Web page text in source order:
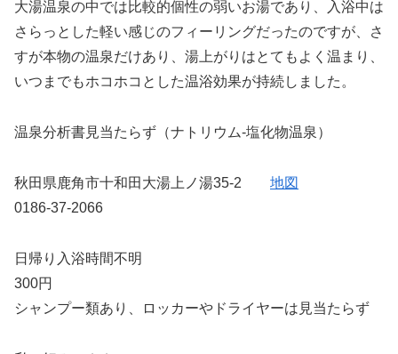
大湯温泉の中では比較的個性の弱いお湯であり、入浴中は
さらっとした軽い感じのフィーリングだったのですが、さ
すが本物の温泉だけあり、湯上がりはとてもよく温まり、
いつまでもホコホコとした温浴効果が持続しました。
温泉分析書見当たらず（ナトリウム-塩化物温泉）
秋田県鹿角市十和田大湯上ノ湯35-2 地図
0186-37-2066
日帰り入浴時間不明
300円
シャンプー類あり、ロッカーやドライヤーは見当たらず